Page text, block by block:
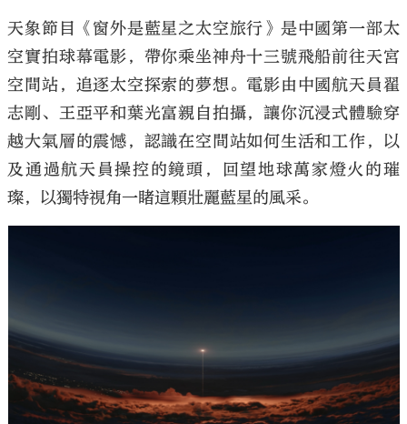
天象節目《窗外是藍星之太空旅行》是中國第一部太
空實拍球幕電影，帶你乘坐神舟十三號飛船前往天宮
空間站，追逐太空探索的夢想。電影由中國航天員翟
志剛、王亞平和葉光富親自拍攝，讓你沉浸式體驗穿
越大氣層的震憾，認識在空間站如何生活和工作，以
及通過航天員操控的鏡頭，回望地球萬家燈火的璀
璨，以獨特視角一睹這顆壯麗藍星的風采。